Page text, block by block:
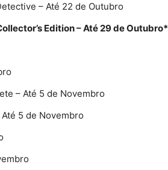
– Até 22 de Outubro
Edition – Até 29 de Outubro*
– Até 5 de Novembro
5 de Novembro